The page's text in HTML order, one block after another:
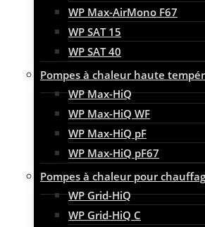
WP Max-AirMono F67
WP SAT 15
WP SAT 40
Pompes à chaleur haute
WP Max-HiQ
WP Max-HiQ WF
WP Max-HiQ pF
WP Max-HiQ pF67
Pompes à chaleur pour
WP Grid-HiQ
WP Grid-HiQ C